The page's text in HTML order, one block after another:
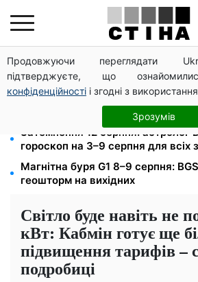
Продовжуючи переглядати
підтверджуєте, що
конфіденційності і згодні з
Зрозумів
До +37°C на півдні та грози з
прогноз погоди на вихідні від
Пенсія по інвалідності III групи з
до 10 625 грн — хто скільки
Затемнення 12 серпня: астролог
гороскоп на 3–9 серпня для всіх
Магнітна буря G1 8–9 серпня:
геошторм на вихідних
Світло буде навіть не
кВт: Кабмін готує ще
підвищення тарифів –
подробиці